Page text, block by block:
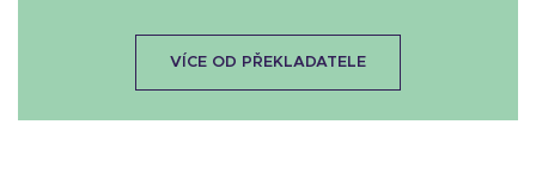
VÍCE OD PŘEKLADATELE